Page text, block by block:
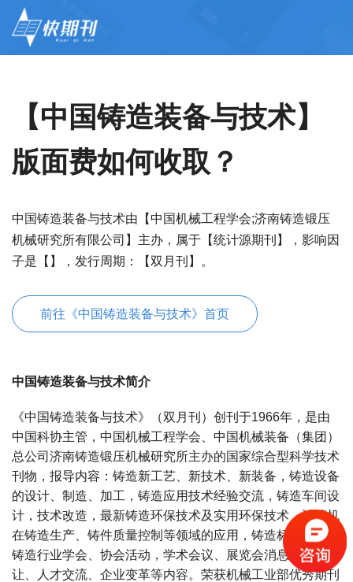
【中国铸造装备与技术】
版面费如何收取？
中国铸造装备与技术由【中国机械工程学会;济南铸造锻压
机械研究所有限公司】主办，属于【统计源期刊】，影响因
子是【】，发行周期：【双月刊】。
前往《中国铸造装备与技术》首页
中国铸造装备与技术简介
《中国铸造装备与技术》（双月刊）创刊于1966年，是由
中国科协主管，中国机械工程学会、中国机械装备（集团）
总公司济南铸造锻压机械研究所主办的国家综合型科学技术
刊物，报导内容：铸造新工艺、新技术、新装备，铸造设备
的设计、制造、加工，铸造应用技术经验交流，铸造车间设
计，技术改造，最新铸造环保技术及实用环保技术，计算机
在铸造生产、铸件质量控制等领域的应用，铸造标准宣惯，
铸造行业学会、协会活动，学术会议、展览会消息，技术转
让、人才交流、企业变革等内容。荣获机械工业部优秀期刊